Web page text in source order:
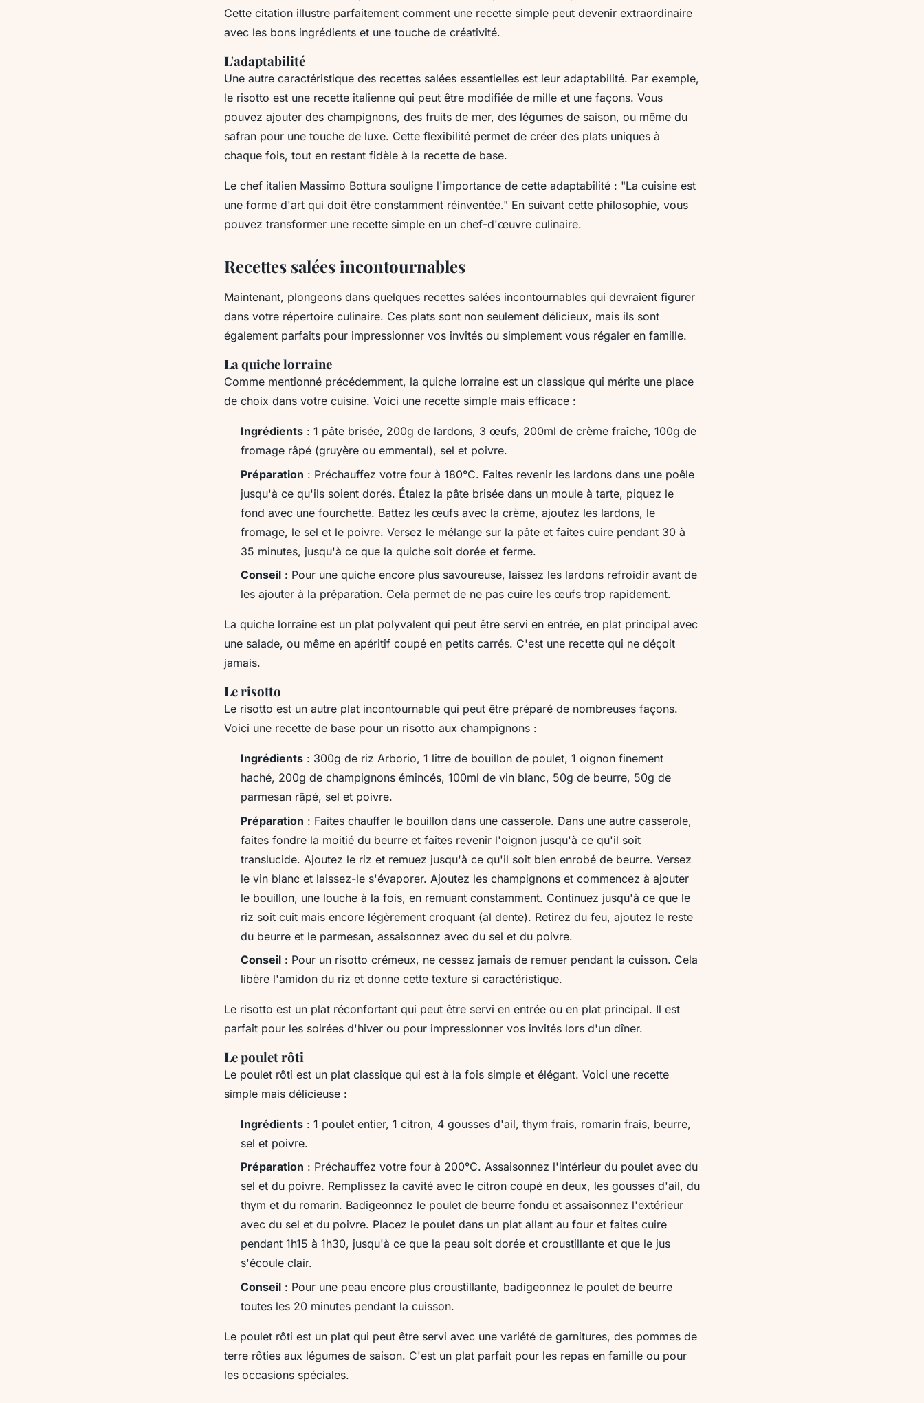
Cette citation illustre parfaitement comment une recette simple peut devenir extraordinaire
avec les bons ingrédients et une touche de créativité.
L'adaptabilité
Une autre caractéristique des recettes salées essentielles est leur adaptabilité. Par exemple,
le risotto est une recette italienne qui peut être modifiée de mille et une façons. Vous
pouvez ajouter des champignons, des fruits de mer, des légumes de saison, ou même du
safran pour une touche de luxe. Cette flexibilité permet de créer des plats uniques à
chaque fois, tout en restant fidèle à la recette de base.
Le chef italien Massimo Bottura souligne l'importance de cette adaptabilité : "La cuisine est
une forme d'art qui doit être constamment réinventée." En suivant cette philosophie, vous
pouvez transformer une recette simple en un chef-d'œuvre culinaire.
Recettes salées incontournables
Maintenant, plongeons dans quelques recettes salées incontournables qui devraient figurer
dans votre répertoire culinaire. Ces plats sont non seulement délicieux, mais ils sont
également parfaits pour impressionner vos invités ou simplement vous régaler en famille.
La quiche lorraine
Comme mentionné précédemment, la quiche lorraine est un classique qui mérite une place
de choix dans votre cuisine. Voici une recette simple mais efficace :
Ingrédients : 1 pâte brisée, 200g de lardons, 3 œufs, 200ml de crème fraîche, 100g de
fromage râpé (gruyère ou emmental), sel et poivre.
Préparation : Préchauffez votre four à 180°C. Faites revenir les lardons dans une poêle
jusqu'à ce qu'ils soient dorés. Étalez la pâte brisée dans un moule à tarte, piquez le
fond avec une fourchette. Battez les œufs avec la crème, ajoutez les lardons, le
fromage, le sel et le poivre. Versez le mélange sur la pâte et faites cuire pendant 30 à
35 minutes, jusqu'à ce que la quiche soit dorée et ferme.
Conseil : Pour une quiche encore plus savoureuse, laissez les lardons refroidir avant de
les ajouter à la préparation. Cela permet de ne pas cuire les œufs trop rapidement.
La quiche lorraine est un plat polyvalent qui peut être servi en entrée, en plat principal avec
une salade, ou même en apéritif coupé en petits carrés. C'est une recette qui ne déçoit
jamais.
Le risotto
Le risotto est un autre plat incontournable qui peut être préparé de nombreuses façons.
Voici une recette de base pour un risotto aux champignons :
Ingrédients : 300g de riz Arborio, 1 litre de bouillon de poulet, 1 oignon finement
haché, 200g de champignons émincés, 100ml de vin blanc, 50g de beurre, 50g de
parmesan râpé, sel et poivre.
Préparation : Faites chauffer le bouillon dans une casserole. Dans une autre casserole,
faites fondre la moitié du beurre et faites revenir l'oignon jusqu'à ce qu'il soit
translucide. Ajoutez le riz et remuez jusqu'à ce qu'il soit bien enrobé de beurre. Versez
le vin blanc et laissez-le s'évaporer. Ajoutez les champignons et commencez à ajouter
le bouillon, une louche à la fois, en remuant constamment. Continuez jusqu'à ce que le
riz soit cuit mais encore légèrement croquant (al dente). Retirez du feu, ajoutez le reste
du beurre et le parmesan, assaisonnez avec du sel et du poivre.
Conseil : Pour un risotto crémeux, ne cessez jamais de remuer pendant la cuisson. Cela
libère l'amidon du riz et donne cette texture si caractéristique.
Le risotto est un plat réconfortant qui peut être servi en entrée ou en plat principal. Il est
parfait pour les soirées d'hiver ou pour impressionner vos invités lors d'un dîner.
Le poulet rôti
Le poulet rôti est un plat classique qui est à la fois simple et élégant. Voici une recette
simple mais délicieuse :
Ingrédients : 1 poulet entier, 1 citron, 4 gousses d'ail, thym frais, romarin frais, beurre,
sel et poivre.
Préparation : Préchauffez votre four à 200°C. Assaisonnez l'intérieur du poulet avec du
sel et du poivre. Remplissez la cavité avec le citron coupé en deux, les gousses d'ail, du
thym et du romarin. Badigeonnez le poulet de beurre fondu et assaisonnez l'extérieur
avec du sel et du poivre. Placez le poulet dans un plat allant au four et faites cuire
pendant 1h15 à 1h30, jusqu'à ce que la peau soit dorée et croustillante et que le jus
s'écoule clair.
Conseil : Pour une peau encore plus croustillante, badigeonnez le poulet de beurre
toutes les 20 minutes pendant la cuisson.
Le poulet rôti est un plat qui peut être servi avec une variété de garnitures, des pommes de
terre rôties aux légumes de saison. C'est un plat parfait pour les repas en famille ou pour
les occasions spéciales.